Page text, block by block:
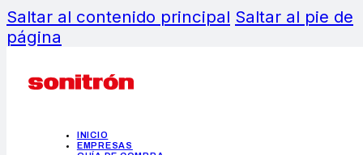
Saltar al contenido principal Saltar al pie de
página
INICIO
EMPRESAS